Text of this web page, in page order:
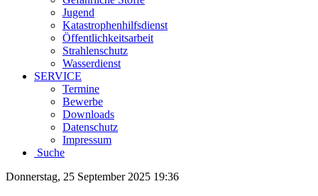
Jugend
Katastrophenhilfsdienst
Öffentlichkeitsarbeit
Strahlenschutz
Wasserdienst
SERVICE
Termine
Bewerbe
Downloads
Datenschutz
Impressum
Suche
Donnerstag, 25 September 2025 19:36